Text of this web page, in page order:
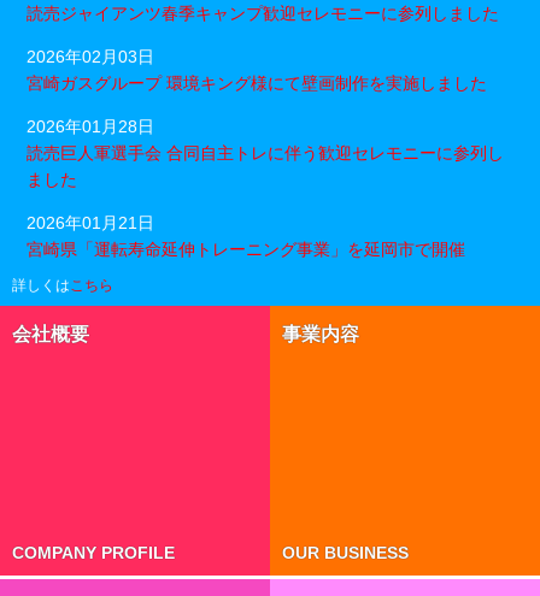
読売ジャイアンツ春季キャンプ歓迎セレモニーに参列しました
2026年02月03日
宮崎ガスグループ 環境キング様にて壁画制作を実施しました
2026年01月28日
読売巨人軍選手会 合同自主トレに伴う歓迎セレモニーに参列し
ました
2026年01月21日
宮崎県「運転寿命延伸トレーニング事業」を延岡市で開催
詳しくはこちら
会社概要
COMPANY PROFILE
事業内容
OUR BUSINESS